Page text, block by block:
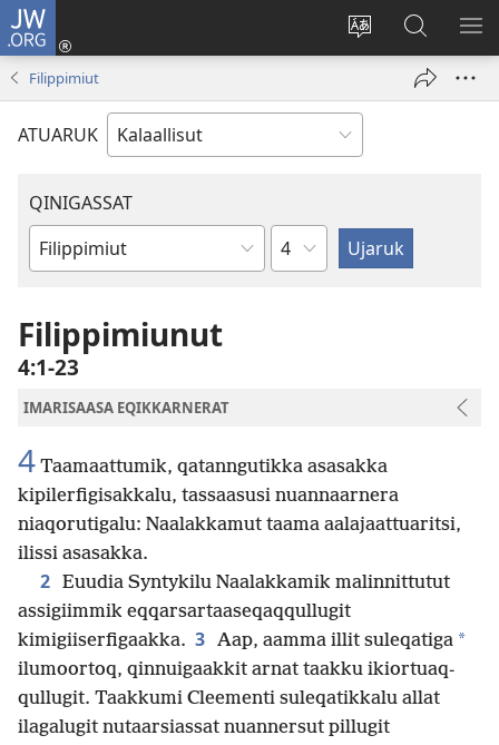
JW.ORG
Oqaatsit
toqqakkit
Iserfissaq
(opens
JW.ORG-
imi
ujarlerit
Filippimiut
ATUARUK
QINIGASSAT
Biibilip
Kapitali
Filippimiunut
4:1-23
IMARISAASA EQIKKARNERAT
4 Taamaattumik, qatanngutikka asasakka
kipilerfigisakkalu, tassaasusi nuannaarnera
niaqorutigalu: Naalakkamut taama aalajaat­tuaritsi,
ilissi asasakka.
2 Euudia Syntykilu Naalakkamik malinnittutut
assigiimmik eqqarsar­taaseqaq­qullugit
kimigiiserfigaakka. 3 Aap, aamma illit suleqatiga *
ilumoortoq, qinnuigaakkit arnat taakku ikiortuaq­
qullugit. Taakkumi Cleementi suleqatikkalu allat
ilagalugit nutaarsiassat nuannersut pillugit